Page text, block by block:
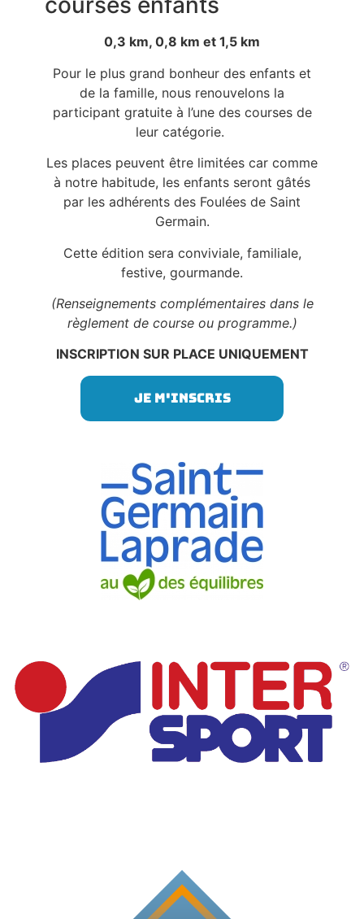
0,3 km, 0,8 km et 1,5 km
Pour le plus grand bonheur des enfants et
de la famille, nous renouvelons la
participant gratuite à l’une des courses de
leur catégorie.
Les places peuvent être limitées car comme
à notre habitude, les enfants seront gâtés
par les adhérents des Foulées de Saint
Germain.
Cette édition sera conviviale, familiale,
festive, gourmande.
(Renseignements complémentaires dans le
règlement de course ou programme.)
INSCRIPTION SUR PLACE UNIQUEMENT
Je m'inscris